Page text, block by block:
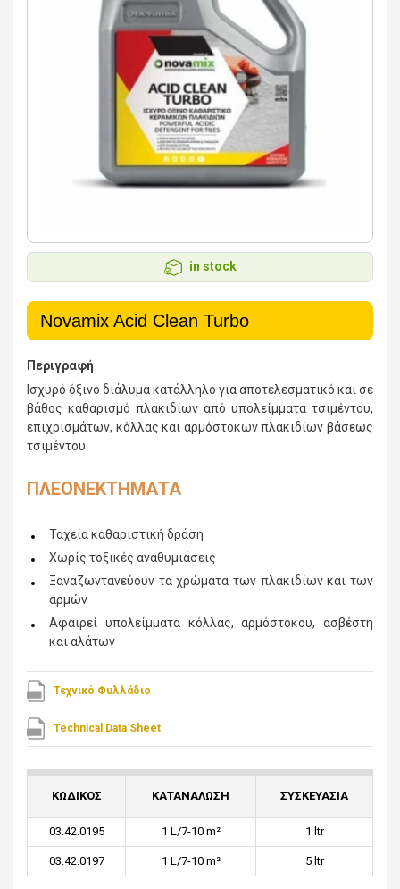
in stock
Novamix Acid Clean Turbo
Περιγραφή
Ισχυρό όξινο διάλυμα κατάλληλο για αποτελεσματικό και σε
βάθος καθαρισμό πλακιδίων από υπολείμματα τσιμέντου,
επιχρισμάτων, κόλλας και αρμόστοκων πλακιδίων βάσεως
τσιμέντου.
ΠΛΕΟΝΕΚΤΗΜΑΤΑ
Ταχεία καθαριστική δράση
Χωρίς τοξικές αναθυμιάσεις
Ξαναζωντανεύουν τα χρώματα των πλακιδίων και των
αρμών
Αφαιρεί υπολείμματα κόλλας, αρμόστοκου, ασβέστη
και αλάτων
Τεχνικό Φυλλάδιο
Technical Data Sheet
ΚΩΔΙΚΟΣ ΚΑΤΑΝΑΛΩΣΗ ΣΥΣΚΕΥΑΣΙΑ
03.42.0195 1 L/7-10 m² 1 ltr
03.42.0197 1 L/7-10 m² 5 ltr